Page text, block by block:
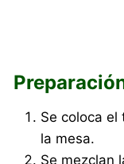
Se coloca
la mesa.
Se mezclan